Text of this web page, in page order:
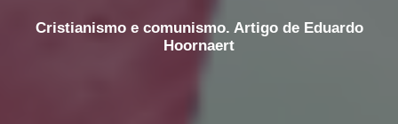
Cristianismo e comunismo. Artigo de Eduardo
Hoornaert